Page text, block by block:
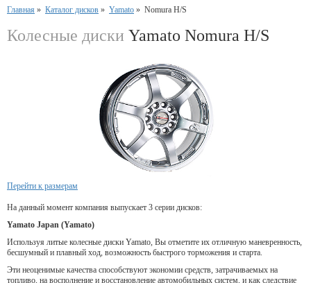
Главная » Каталог дисков » Yamato » Nomura H/S
Колесные диски Yamato Nomura H/S
Перейти к размерам
На данный момент компания выпускает 3 серии дисков:
Yamato Japan (Yamato)
Используя литые колесные диски Yamato, Вы отметите их отличную маневренность,
бесшумный и плавный ход, возможность быстрого торможения и старта.
Эти неоценимые качества способствуют экономии средств, затрачиваемых на
топливо, на восполнение и восстановление автомобильных систем, и как следствие